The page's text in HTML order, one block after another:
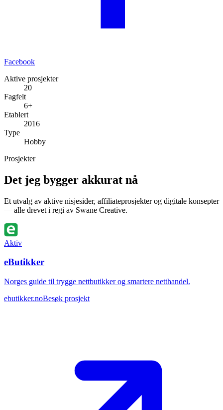
Facebook
Aktive prosjekter
20
Fagfelt
6+
Etablert
2016
Type
Hobby
Prosjekter
Det jeg bygger akkurat nå
Et utvalg av aktive nisjesider, affiliateprosjekter og digitale konsepter
— alle drevet i regi av Swane Creative.
Aktiv
eButikker
Norges guide til trygge nettbutikker og smartere netthandel.
ebutikker.noBesøk prosjekt